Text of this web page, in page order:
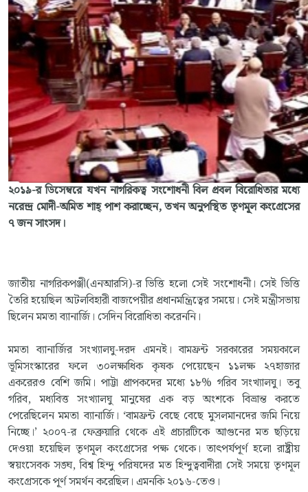
২০১৯-র ডিসেম্বরে যখন নাগরিকত্ব সংশোধনী বিল প্রবল বিরোধিতার মধ্যে
নরেন্দ্র মোদী-অমিত শাহ্‌ পাশ করাচ্ছেন, তখন অনুপস্থিত তৃণমূল কংগ্রেসের
৭ জন সাংসদ।
জাতীয় নাগরিকপঞ্জী(এনআরসি)-র ভিত্তি হলো সেই সংশোধনী। সেই ভিত্তি
তৈরি হয়েছিল অটলবিহারী বাজপেয়ীর প্রধানমন্ত্রিত্বের সময়ে। সেই মন্ত্রীসভায়
ছিলেন মমতা ব্যানার্জি। সেদিন বিরোধিতা করেননি।
মমতা ব্যানার্জির সংখ্যালঘু-দরদ এমনই। বামফ্রন্ট সরকারের সময়কালে
ভূমিসংস্কারের ফলে ৩০লক্ষাধিক কৃষক পেয়েছেন ১১লক্ষ ২৭হাজার
একরেরও বেশি জমি। পাট্টা প্রাপকদের মধ্যে ১৮% গরিব সংখ্যালঘু। তবু
গরিব, মধ্যবিত্ত সংখ্যালঘু মানুষের এক বড় অংশকে বিভ্রান্ত করতে
পেরেছিলেন মমতা ব্যানার্জি। ‘বামফ্রন্ট বেছে বেছে মুসলমানদের জমি নিয়ে
নিচ্ছে।’ ২০০৭-র ফেব্রুয়ারি থেকে এই প্রচারটিকে আগুনের মত ছড়িয়ে
দেওয়া হয়েছিল তৃণমূল কংগ্রেসের পক্ষ থেকে। তাৎপর্যপূর্ণ হলো রাষ্ট্রীয়
স্বয়ংসেবক সঙ্ঘ, বিশ্ব হিন্দু পরিষদের মত হিন্দুত্ববাদীরা সেই সময়ে তৃণমূল
কংগ্রেসকে পূর্ণ সমর্থন করেছিল। এমনকি ২০১৬-তেও।